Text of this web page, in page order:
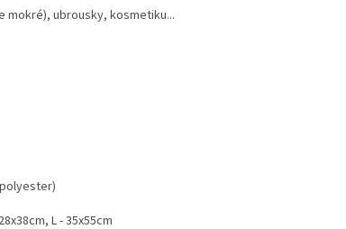
mokré), ubrousky, kosmetiku...
L - 35x55cm